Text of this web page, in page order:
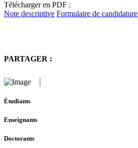
Télécharger en PDF :
Note descriptive Formulaire de candidature
PARTAGER :
Étudiants
Enseignants
Doctorants